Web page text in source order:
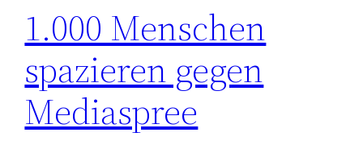
1.000 Menschen
spazieren gegen
Mediaspree